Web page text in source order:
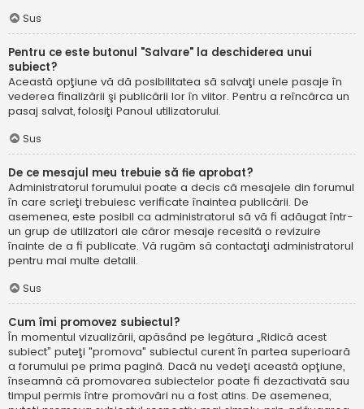
Sus
Pentru ce este butonul "Salvare" la deschiderea unui
subiect?
Această opţiune vă dă posibilitatea să salvaţi unele pasaje în
vederea finalizării şi publicării lor în viitor. Pentru a reîncărca un
pasaj salvat, folosiţi Panoul utilizatorului.
Sus
De ce mesajul meu trebuie să fie aprobat?
Administratorul forumului poate a decis că mesajele din forumul
în care scrieţi trebuiesc verificate înaintea publicării. De
asemenea, este posibil ca administratorul să vă fi adăugat într-
un grup de utilizatori ale căror mesaje recesită o revizuire
înainte de a fi publicate. Vă rugăm să contactaţi administratorul
pentru mai multe detalii.
Sus
Cum îmi promovez subiectul?
În momentul vizualizării, apăsând pe legătura „Ridică acest
subiect” puteţi "promova" subiectul curent în partea superioară
a forumului pe prima pagină. Dacă nu vedeţi această opţiune,
înseamnă că promovarea subiectelor poate fi dezactivată sau
timpul permis între promovări nu a fost atins. De asemenea,